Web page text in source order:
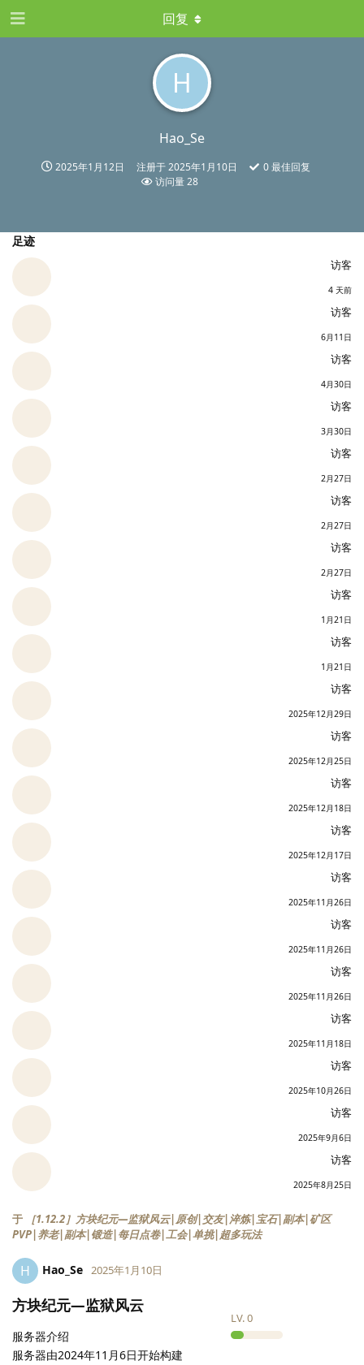
H
Hao_Se
2025年1月12日 注册于2025年1月10日 0最佳回复
访问量28
回复
足迹
访客
4 天前
访客
6月11日
访客
4月30日
访客
3月30日
访客
2月27日
访客
2月27日
访客
2月27日
访客
1月21日
访客
1月21日
访客
2025年12月29日
访客
2025年12月25日
访客
2025年12月18日
访客
2025年12月17日
访客
2025年11月26日
访客
2025年11月26日
访客
2025年11月26日
访客
2025年11月18日
访客
2025年10月26日
访客
2025年9月6日
访客
2025年8月25日
于
［1.12.2］方块纪元—监狱风云|原创|交友|淬炼|宝石|副本|矿区
PVP|养老|副本|锻造|每日点卷|工会|单挑|超多玩法
H Hao_Se
LV.0
2025年1月10日
方块纪元—监狱风云
服务器介绍
服务器由2024年11月6日开始构建